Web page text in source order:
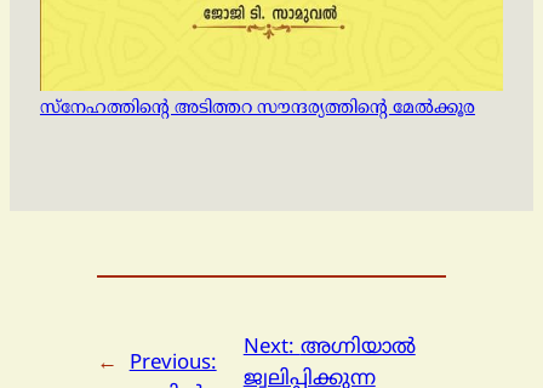
സ്‌നേഹത്തിൻ്റെ അടിത്തറ സൗന്ദര്യത്തിൻ്റെ മേല്‍ക്കൂര
←
Previous:
Next: അഗ്നിയാല്‍
ജ്വലിപ്പിക്കുന്ന